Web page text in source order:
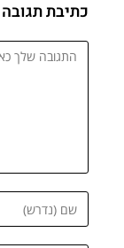
כתיבת תגובה